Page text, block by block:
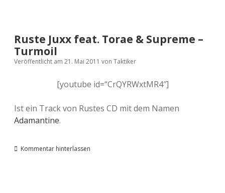
Ruste Juxx feat. Torae & Supreme –
Turmoil
Veröffentlicht am 21. Mai 2011 von Taktiker
[youtube id=“CrQYRWxtMR4″]
Ist ein Track von Rustes CD mit dem Namen
Adamantine.
Kommentar hinterlassen